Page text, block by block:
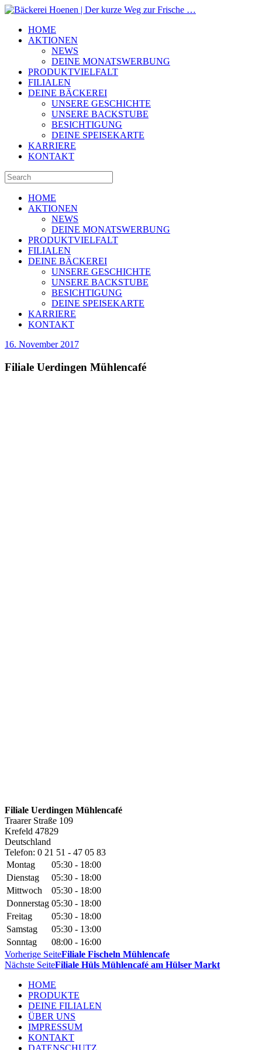
HOME
AKTIONEN
NEWS
DEINE MONATSWERBUNG
PRODUKTVIELFALT
FILIALEN
DEINE BÄCKEREI
UNSERE GESCHICHTE
UNSERE BACKSTUBE
BESICHTIGUNG
DEINE SPEISEKARTE
KARRIERE
KONTAKT
HOME
AKTIONEN
NEWS
DEINE MONATSWERBUNG
PRODUKTVIELFALT
FILIALEN
DEINE BÄCKEREI
UNSERE GESCHICHTE
UNSERE BACKSTUBE
BESICHTIGUNG
DEINE SPEISEKARTE
KARRIERE
KONTAKT
16. November 2017
Filiale Uerdingen Mühlencafé
Filiale Uerdingen Mühlencafé
Traarer Straße 109
Krefeld 47829
Deutschland
Telefon: 0 21 51 - 47 05 83
Montag
05:30 - 18:00
Dienstag
05:30 - 18:00
Mittwoch
05:30 - 18:00
Donnerstag 05:30 - 18:00
Freitag
05:30 - 18:00
Samstag
05:30 - 13:00
Sonntag
08:00 - 16:00
Vorherige SeiteFiliale Fischeln Mühlencafe
Nächste SeiteFiliale Hüls Mühlencafé am Hülser Markt
HOME
PRODUKTE
DEINE FILIALEN
ÜBER UNS
IMPRESSUM
KONTAKT